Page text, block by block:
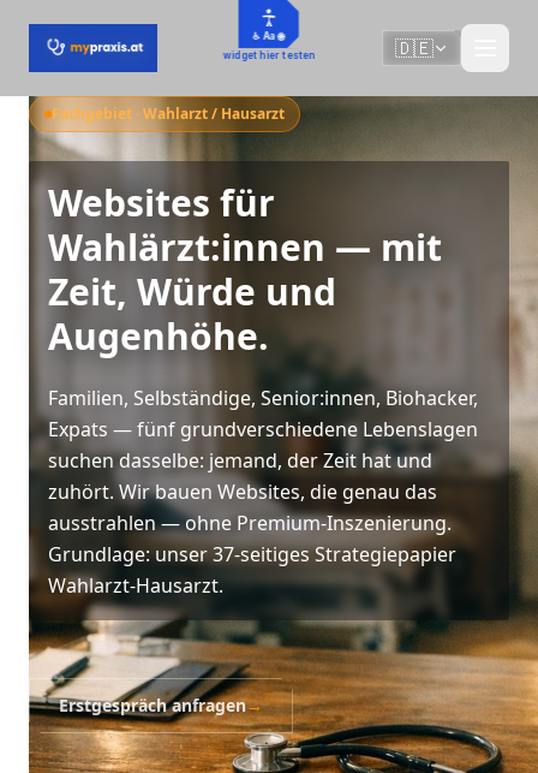
🇩🇪
♿ Aa 🌐
widget hier testen
Fachgebiet · Wahlarzt / Hausarzt
Websites für
Wahlärzt:innen — mit
Zeit, Würde und
Augenhöhe.
Familien, Selbständige, Senior:innen, Biohacker,
Expats — fünf grundverschiedene Lebenslagen
suchen dasselbe: jemand, der Zeit hat und
zuhört. Wir bauen Websites, die genau das
ausstrahlen — ohne Premium-Inszenierung.
Grundlage: unser 37-seitiges Strategiepapier
Wahlarzt-Hausarzt.
Erstgespräch anfragen→